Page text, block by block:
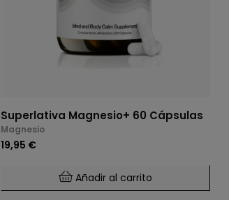
Superlativa Magnesio+ 60 Cápsulas
Magnesio
19,95 €
Añadir al carrito